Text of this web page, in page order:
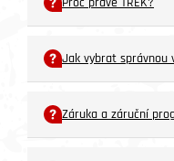
Jak vybrat správnou
Záruka a záruční